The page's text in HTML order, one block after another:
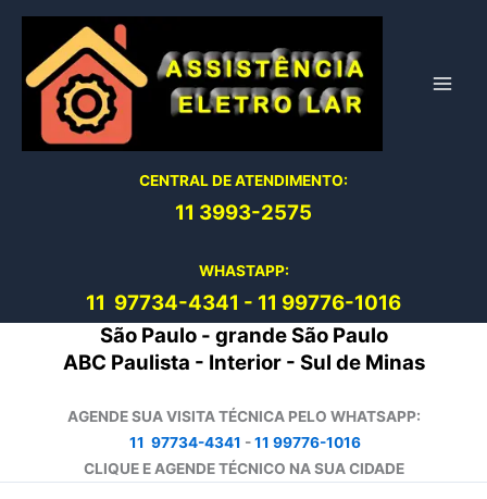
conteúdo
CENTRAL DE ATENDIMENTO:
11 3993-2575
WHASTAPP:
11 97734-4341 - 11 99776-1016
São Paulo - grande São Paulo
ABC Paulista - Interior - Sul de Minas
AGENDE SUA VISITA TÉCNICA PELO WHATSAPP:
11 97734-4341 -11 99776-1016
CLIQUE E AGENDE TÉCNICO NA SUA CIDADE